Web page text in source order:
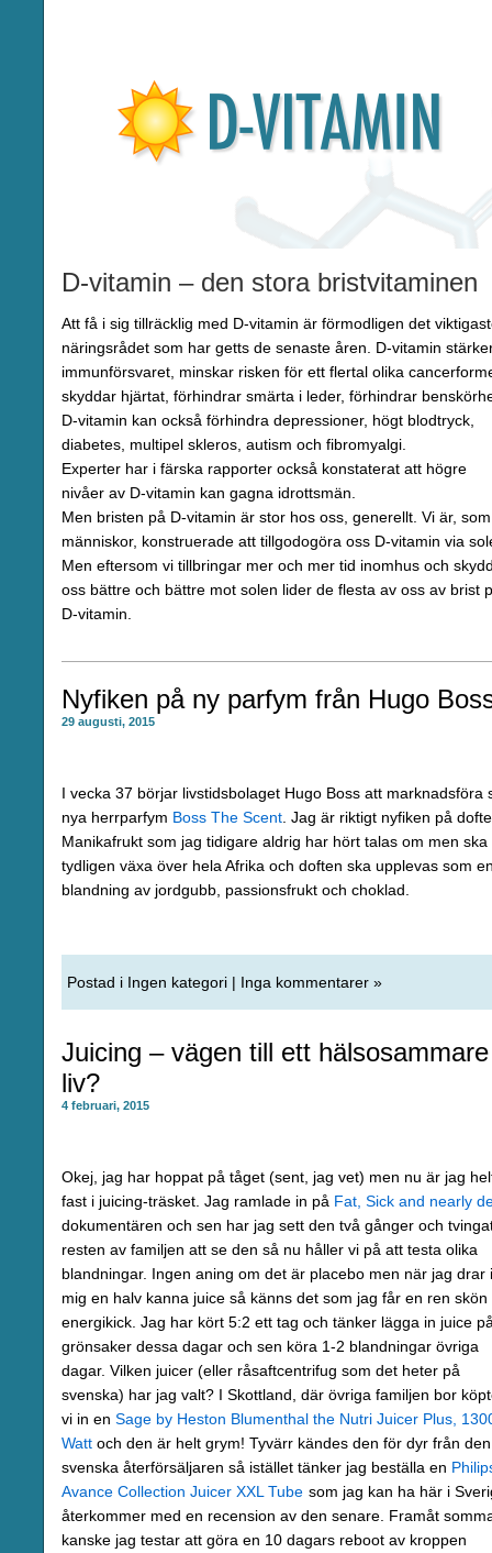
D-vitamin – den stora bristvitaminen
Att få i sig tillräcklig med D-vitamin är förmodligen det
näringsrådet som har getts de senaste åren. D-vitamin
immunförsvaret, minskar risken för ett flertal olika
skyddar hjärtat, förhindrar smärta i leder, förhindrar
D-vitamin kan också förhindra depressioner, högt blodtryck,
diabetes, multipel skleros, autism och fibromyalgi.
Experter har i färska rapporter också konstaterat att högre
nivåer av D-vitamin kan gagna idrottsmän.
Men bristen på D-vitamin är stor hos oss, generellt. Vi är, som
människor, konstruerade att tillgodogöra oss D-vitamin via
Men eftersom vi tillbringar mer och mer tid inomhus och
oss bättre och bättre mot solen lider de flesta av oss av brist
D-vitamin.
Nyfiken på ny parfym från Hugo
29 augusti, 2015
I vecka 37 börjar livstidsbolaget Hugo Boss att marknadsföra
nya herrparfym Boss The Scent . Jag är riktigt nyfiken på
Manikafrukt som jag tidigare aldrig har hört talas om men ska
tydligen växa över hela Afrika och doften ska upplevas som
blandning av jordgubb, passionsfrukt och choklad.
Postad i Ingen kategori | Inga kommentarer »
Juicing – vägen till ett hälsosammare
liv?
4 februari, 2015
Okej, jag har hoppat på tåget (sent, jag vet) men nu är jag
fast i juicing-träsket. Jag ramlade in på Fat, Sick and nearly
dokumentären och sen har jag sett den två gånger och
resten av familjen att se den så nu håller vi på att testa olika
blandningar. Ingen aning om det är placebo men när jag drar i
mig en halv kanna juice så känns det som jag får en ren skön
energikick. Jag har kört 5:2 ett tag och tänker lägga in juice
grönsaker dessa dagar och sen köra 1-2 blandningar övriga
dagar. Vilken juicer (eller råsaftcentrifug som det heter på
svenska) har jag valt? I Skottland, där övriga familjen bor
vi in en Sage by Heston Blumenthal the Nutri Juicer Plus,
Watt och den är helt grym! Tyvärr kändes den för dyr från den
svenska återförsäljaren så istället tänker jag beställa en
Avance Collection Juicer XXL Tube som jag kan ha här i
återkommer med en recension av den senare. Framåt
kanske jag testar att göra en 10 dagars reboot av kroppen